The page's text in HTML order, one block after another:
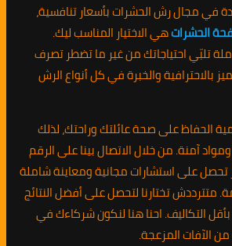
في مجال رش الحشرات بأسعار تنافسية،
الحشراتهي الاختيار المناسب ليك.
تلبّي احتياجاتك من غير ما تضطر تصرف
بالاحترافية والخبرة في كل أنواع الرش
الحفاظ على صحة عائلتك وراحتك، لذلك
آمنة. من خلال الاتصال بينا على الرقم
هتقدر تحصل على استشارات مجانية ومعاينة شاملة
متترددش تختارنا لتحصل على أفضل النتائج
التكاليف. احنا هنا لنكون شركاءك في
الآفات المزعجة.